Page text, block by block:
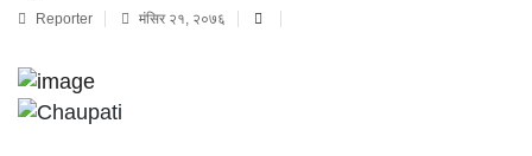
Reporter मंसिर २१, २०७६